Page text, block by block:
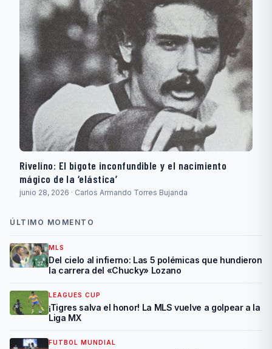
Rivelino: El bigote inconfundible y el nacimiento
mágico de la ‘elástica’
junio 28, 2026 · Carlos Armando Torres Bujanda
ÚLTIMO MOMENTO
MLS
Del cielo al infierno: Las 5 polémicas que hundieron
la carrera del «Chucky» Lozano
LEAGUES CUP
¡Tigres salva el honor! La MLS vuelve a golpear a la
Liga MX
FUTBOL MUNDIAL